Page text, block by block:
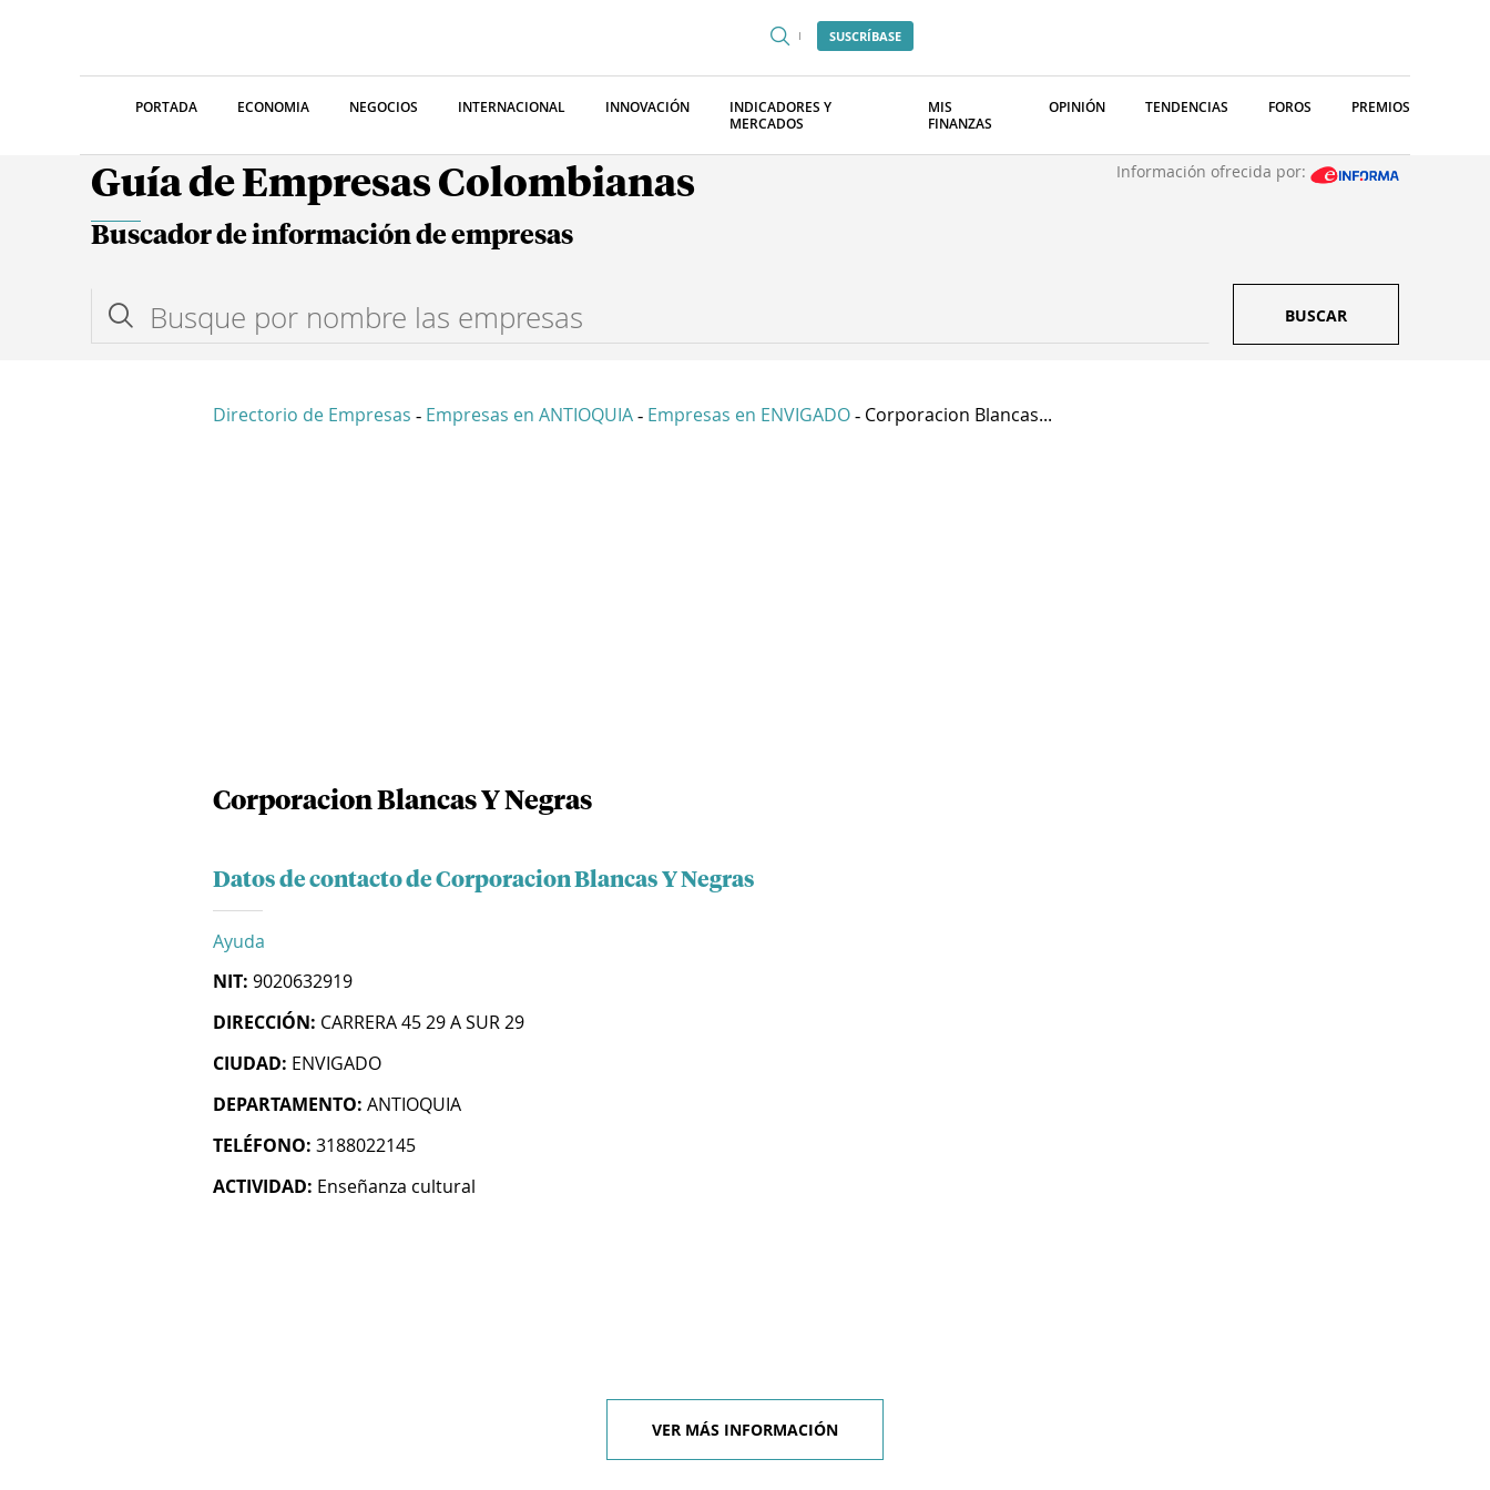
SUSCRÍBASE
PORTADA ECONOMIA NEGOCIOS INTERNACIONAL INNOVACIÓN
INDICADORES Y
MERCADOS
MIS
FINANZAS
OPINIÓN TENDENCIAS FOROS PREMIOS
Guía de Empresas Colombianas Información ofrecida por:
Buscador de información de empresas
BUSCAR
Directorio de Empresas - Empresas en ANTIOQUIA - Empresas en ENVIGADO - Corporacion Blancas...
Corporacion Blancas Y Negras
Datos de contacto de Corporacion Blancas Y Negras
Ayuda
NIT: 9020632919
DIRECCIÓN: CARRERA 45 29 A SUR 29
CIUDAD: ENVIGADO
DEPARTAMENTO: ANTIOQUIA
TELÉFONO: 3188022145
ACTIVIDAD: Enseñanza cultural
VER MÁS INFORMACIÓN